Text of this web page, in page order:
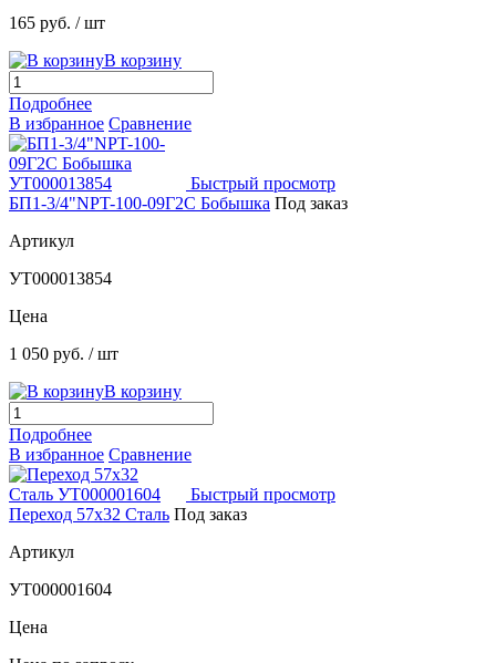
165 руб. / шт
В корзину
Подробнее
В избранное Сравнение
Быстрый просмотр
БП1-3/4"NPT-100-09Г2С Бобышка Под заказ
Артикул
УТ000013854
Цена
1 050 руб. / шт
В корзину
Подробнее
В избранное Сравнение
Быстрый просмотр
Переход 57х32 Сталь Под заказ
Артикул
УТ000001604
Цена